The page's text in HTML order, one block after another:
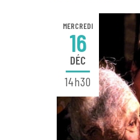
MERCREDI
16
DÉC
14h30